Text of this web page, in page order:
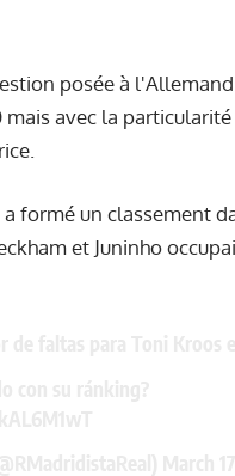
posée à
mais avec la
formé un classement
et Juninho